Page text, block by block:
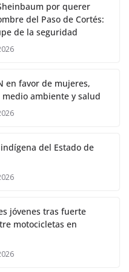
por querer
del Paso de Cortés:
de la seguridad
en favor de mujeres,
ambiente y salud
del Estado de
jóvenes tras fuerte
motocicletas en